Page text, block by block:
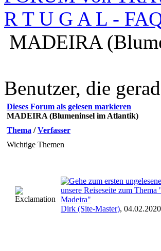
R T U G A L -
MADEIRA
Benutzer, die
Dieses Forum als gelesen markieren
MADEIRA (Blumeninsel im Atlantik)
Thema /Verfasser
Wichtige Themen
unsere Reiseseite zum
Madeira"
Dirk (Site-Master),